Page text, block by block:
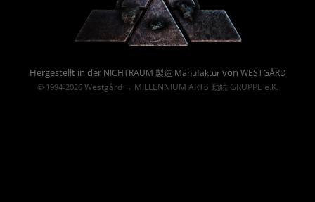
Hergestellt in der NICHTRAUM 製造 Manufakturvon WESTGÅRD
© 1994-2026 Westgård→ MILLENNIUM ARTS 勤続 GRUPPE e.K.
Powered By :